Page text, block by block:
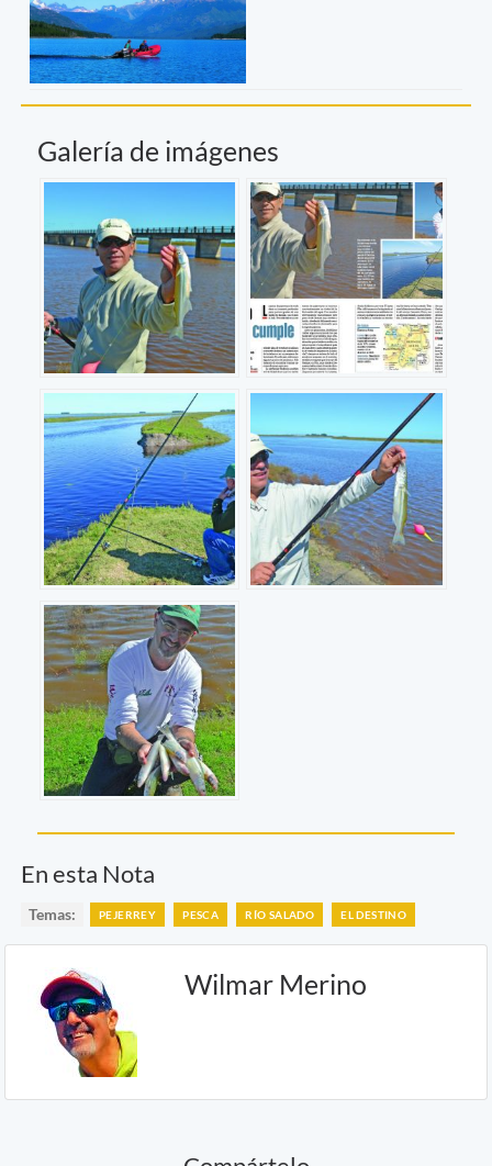
Galería de imágenes
En esta Nota
Temas: PEJERREY PESCA RÍO SALADO EL DESTINO
Wilmar Merino